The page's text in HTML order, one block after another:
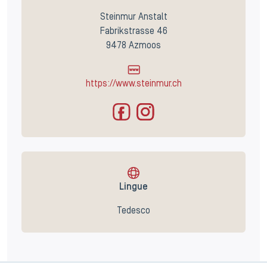
Steinmur Anstalt
Fabrikstrasse 46
9478 Azmoos
https://www.steinmur.ch
Lingue
Tedesco